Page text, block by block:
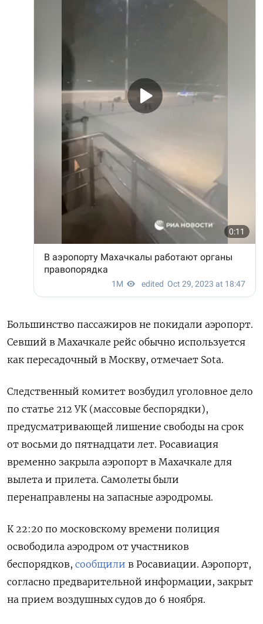
Большинство пассажиров не покидали аэропорт.
Севший в Махачкале рейс обычно используется
как пересадочный в Москву, отмечает Sota.
Следственный комитет возбудил уголовное дело
по статье 212 УК (массовые беспорядки),
предусматривающей лишение свободы на срок
от восьми до пятнадцати лет. Росавиация
временно закрыла аэропорт в Махачкале для
вылета и прилета. Самолеты были
перенаправлены на запасные аэродромы.
К 22:20 по московскому времени полиция
освободила аэродром от участников
беспорядков, сообщили в Росавиации. Аэропорт,
согласно предварительной информации, закрыт
на прием воздушных судов до 6 ноября.